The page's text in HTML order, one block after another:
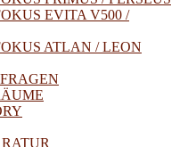
EVITA V500 /
ATLAN / LEON